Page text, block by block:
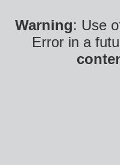
Warning: Use
Error in a